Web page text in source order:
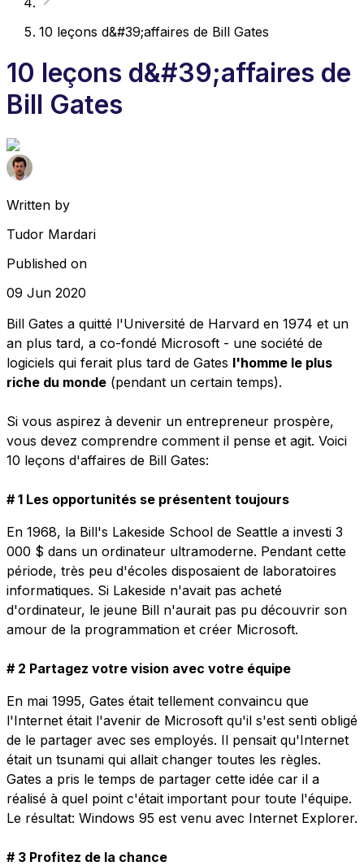
10 leçons d&#39;affaires de Bill Gates
10 leçons d&#39;affaires de
Bill Gates
Written by
Tudor Mardari
Published on
09 Jun 2020
Bill Gates a quitté l'Université de Harvard en 1974 et un
an plus tard, a co-fondé Microsoft - une société de
logiciels qui ferait plus tard de Gates l'homme le plus
riche du monde (pendant un certain temps).
Si vous aspirez à devenir un entrepreneur prospère,
vous devez comprendre comment il pense et agit. Voici
10 leçons d'affaires de Bill Gates:
# 1 Les opportunités se présentent toujours
En 1968, la Bill's Lakeside School de Seattle a investi 3
000 $ dans un ordinateur ultramoderne. Pendant cette
période, très peu d'écoles disposaient de laboratoires
informatiques. Si Lakeside n'avait pas acheté
d'ordinateur, le jeune Bill n'aurait pas pu découvrir son
amour de la programmation et créer Microsoft.
# 2 Partagez votre vision avec votre équipe
En mai 1995, Gates était tellement convaincu que
l'Internet était l'avenir de Microsoft qu'il s'est senti obligé
de le partager avec ses employés. Il pensait qu'Internet
était un tsunami qui allait changer toutes les règles.
Gates a pris le temps de partager cette idée car il a
réalisé à quel point c'était important pour toute l'équipe.
Le résultat: Windows 95 est venu avec Internet Explorer.
# 3 Profitez de la chance